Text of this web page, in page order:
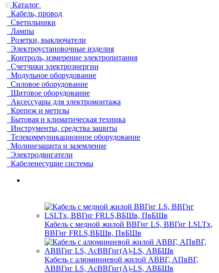
Каталог
Кабель, провод
Светильники
Лампы
Розетки, выключатели
Электроустановочные изделия
Контроль, измерение электропитания
Счетчики электроэнергии
Модульное оборудование
Силовое оборудование
Щитовое оборудование
Аксессуары для электромонтажа
Крепеж и метизы
Бытовая и климатическая техника
Инструменты, средства защиты
Телекоммуникационное оборудование
Молниезащита и заземление
Электродвигатели
Кабеленесущие системы
Кабель с медной жилой ВВГнг LS, ВВГнг LSLTx,
ВВГнг FRLS,ВБШв, ПвБШв
Кабель с алюминиевой жилой АВВГ, АПвВГ,
АВВГнг LS, АсВВГнг(А)-LS, АВБШв